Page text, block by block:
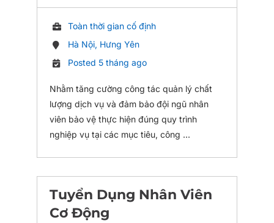
Toàn thời gian cố định
Hà Nội, Hưng Yên
Posted 5 tháng ago
Nhằm tăng cường công tác quản lý chất
lượng dịch vụ và đảm bảo đội ngũ nhân
viên bảo vệ thực hiện đúng quy trình
nghiệp vụ tại các mục tiêu, công ...
Tuyển Dụng Nhân Viên
Cơ Động